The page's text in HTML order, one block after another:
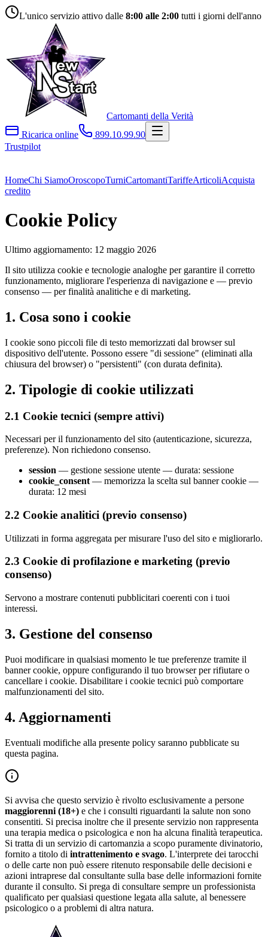
L'unico servizio attivo dalle 8:00 alle 2:00 tutti i giorni dell'anno
Cartomanti della Verità
Ricarica online
899.10.99.90
Trustpilot
HomeChi SiamoOroscopoTurniCartomantiTariffeArticoliAcquista
credito
Cookie Policy
Ultimo aggiornamento: 12 maggio 2026
Il sito utilizza cookie e tecnologie analoghe per garantire il corretto
funzionamento, migliorare l'esperienza di navigazione e — previo
consenso — per finalità analitiche e di marketing.
1. Cosa sono i cookie
I cookie sono piccoli file di testo memorizzati dal browser sul
dispositivo dell'utente. Possono essere "di sessione" (eliminati alla
chiusura del browser) o "persistenti" (con durata definita).
2. Tipologie di cookie utilizzati
2.1 Cookie tecnici (sempre attivi)
Necessari per il funzionamento del sito (autenticazione, sicurezza,
preferenze). Non richiedono consenso.
session — gestione sessione utente — durata: sessione
cookie_consent — memorizza la scelta sul banner cookie —
durata: 12 mesi
2.2 Cookie analitici (previo consenso)
Utilizzati in forma aggregata per misurare l'uso del sito e migliorarlo.
2.3 Cookie di profilazione e marketing (previo
consenso)
Servono a mostrare contenuti pubblicitari coerenti con i tuoi
interessi.
3. Gestione del consenso
Puoi modificare in qualsiasi momento le tue preferenze tramite il
banner cookie, oppure configurando il tuo browser per rifiutare o
cancellare i cookie. Disabilitare i cookie tecnici può comportare
malfunzionamenti del sito.
4. Aggiornamenti
Eventuali modifiche alla presente policy saranno pubblicate su
questa pagina.
Si avvisa che questo servizio è rivolto esclusivamente a persone
maggiorenni (18+) e che i consulti riguardanti la salute non sono
consentiti. Si precisa inoltre che il presente servizio non rappresenta
una terapia medica o psicologica e non ha alcuna finalità terapeutica.
Si tratta di un servizio di cartomanzia a scopo puramente divinatorio,
fornito a titolo di intrattenimento e svago. L'interprete dei tarocchi
o delle carte non può essere ritenuto responsabile delle decisioni e
azioni intraprese dal consultante sulla base delle informazioni fornite
durante il consulto. Si prega di consultare sempre un professionista
qualificato per qualsiasi questione legata alla salute, al benessere
psicologico o a problemi di altra natura.